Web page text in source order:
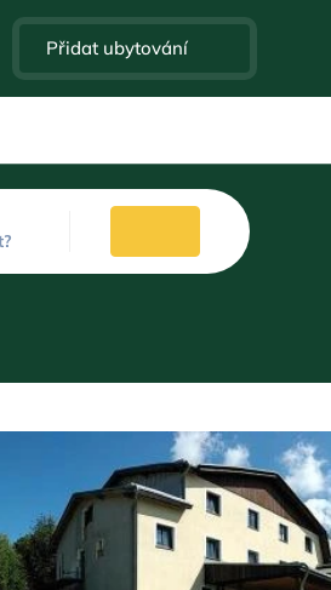
Přidat ubytování